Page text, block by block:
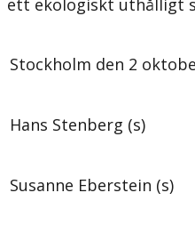
Stockholm den 2
Hans Stenberg (s)
Susanne Eberstein (s)